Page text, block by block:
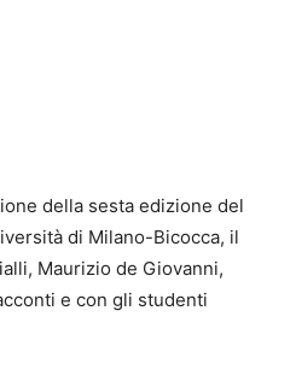
della sesta edizione del
di Milano-Bicocca, il
Maurizio de Giovanni,
e con gli studenti